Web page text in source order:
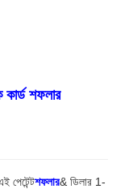
কার্ড শফলার
পেটেন্টশফলার& ডিলার 1-